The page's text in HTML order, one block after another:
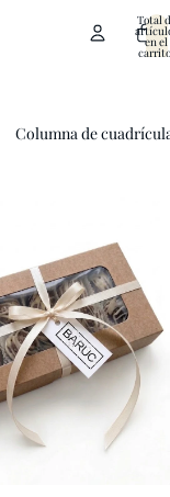
Total
en el
Columna de